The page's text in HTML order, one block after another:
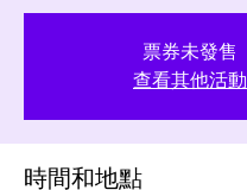
票券未發售
查看其他活動
時間和地點